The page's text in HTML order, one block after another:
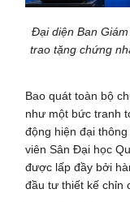
Đại diện Ban
trao tặng chứng
Bao quát toàn bộ
như một bức tranh
động hiện đại
viên Sân Đại học
được lấp đầy bởi
đầu tư thiết kế chỉn